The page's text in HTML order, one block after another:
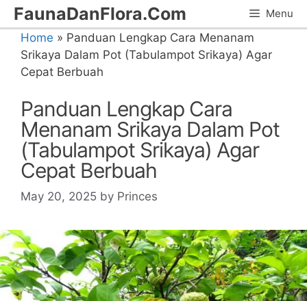
Skip
to
content
FaunaDanFlora.Com Menu
Home » Panduan Lengkap Cara Menanam
Srikaya Dalam Pot (Tabulampot Srikaya) Agar
Cepat Berbuah
Panduan Lengkap Cara
Menanam Srikaya Dalam Pot
(Tabulampot Srikaya) Agar
Cepat Berbuah
May 20, 2025 by Princes